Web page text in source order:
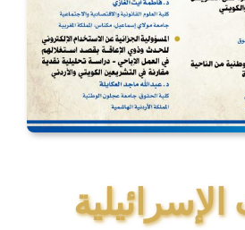
الإسرائيلية